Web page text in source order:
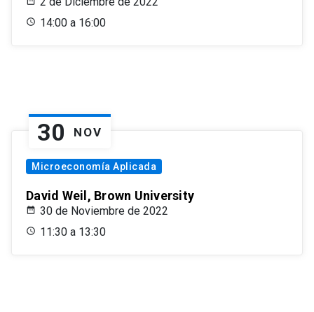
14:00 a 16:00
30 NOV
Microeconomía Aplicada
David Weil, Brown University
30 de Noviembre de 2022
11:30 a 13:30